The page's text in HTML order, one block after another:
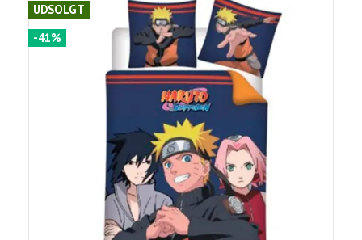
UDSOLGT
-41%